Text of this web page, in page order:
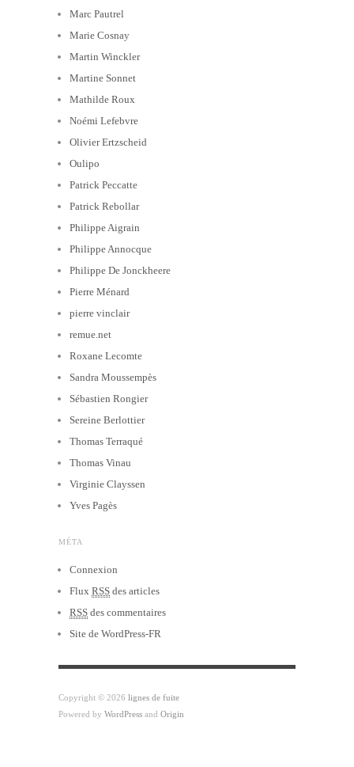
Marc Pautrel
Marie Cosnay
Martin Winckler
Martine Sonnet
Mathilde Roux
Noémi Lefebvre
Olivier Ertzscheid
Oulipo
Patrick Peccatte
Patrick Rebollar
Philippe Aigrain
Philippe Annocque
Philippe De Jonckheere
Pierre Ménard
pierre vinclair
remue.net
Roxane Lecomte
Sandra Moussempès
Sébastien Rongier
Sereine Berlottier
Thomas Terraqué
Thomas Vinau
Virginie Clayssen
Yves Pagès
MÉTA
Connexion
Flux RSS des articles
RSS des commentaires
Site de WordPress-FR
Copyright © 2026 lignes de fuite
Powered by WordPress and Origin